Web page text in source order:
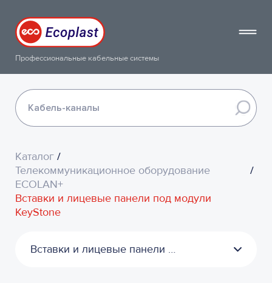
Профессиональные кабельные системы
Каталог /
Телекоммуникационное оборудование
ЕСОLAN+
/
Вставки и лицевые панели под модули
KeyStone
Вставки и лицевые панели под модули KeyStone